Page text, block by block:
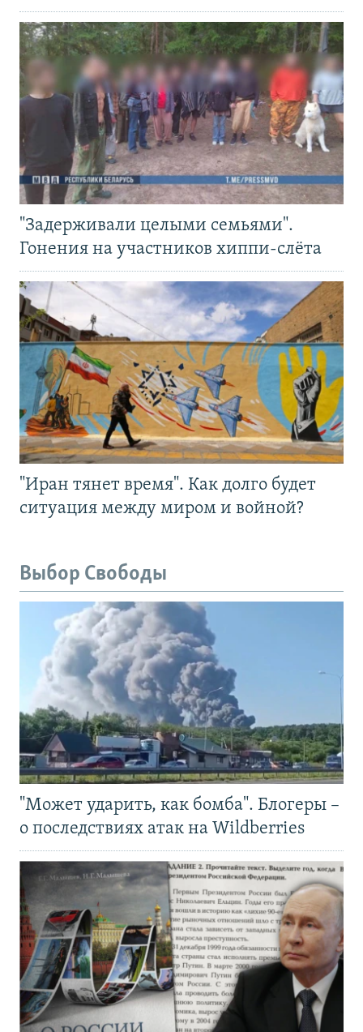
"Задерживали целыми семьями".
Гонения на участников хиппи-слёта
"Иран тянет время". Как долго будет
ситуация между миром и войной?
Выбор Свободы
"Может ударить, как бомба". Блогеры –
о последствиях атак на Wildberries